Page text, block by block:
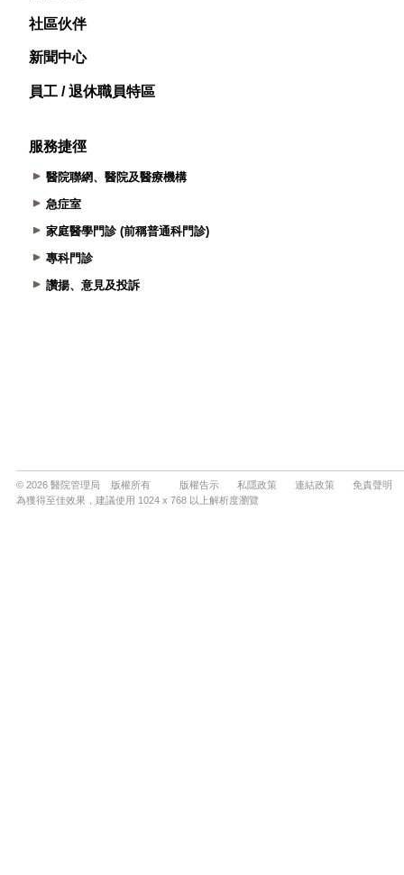
社區伙伴
新聞中心
員工 / 退休職員特區
服務捷徑
醫院聯網、醫院及醫療機構
急症室
家庭醫學門診 (前稱普通科門診)
專科門診
讚揚、意見及投訴
© 2026 醫院管理局 版權所有 版權告示 私隱政策 連結政策
免責聲明
為獲得至佳效果，建議使用 1024 x 768 以上解析度瀏覽